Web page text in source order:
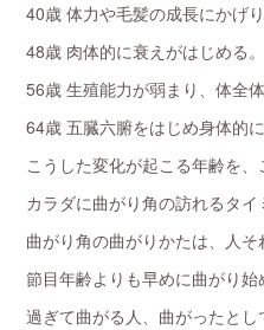
40歳 体力や毛髪の成長にかげ
48歳 肉体的に衰えがはじめる
56歳 生殖能力が弱まり、体全
64歳 五臓六腑をはじめ身体的
こうした変化が起こる年齢を、
カラダに曲がり角の訪れるタ
曲がり角の曲がりかたは、人そ
節目年齢よりも早めに曲がり
過ぎて曲がる人、曲がったと